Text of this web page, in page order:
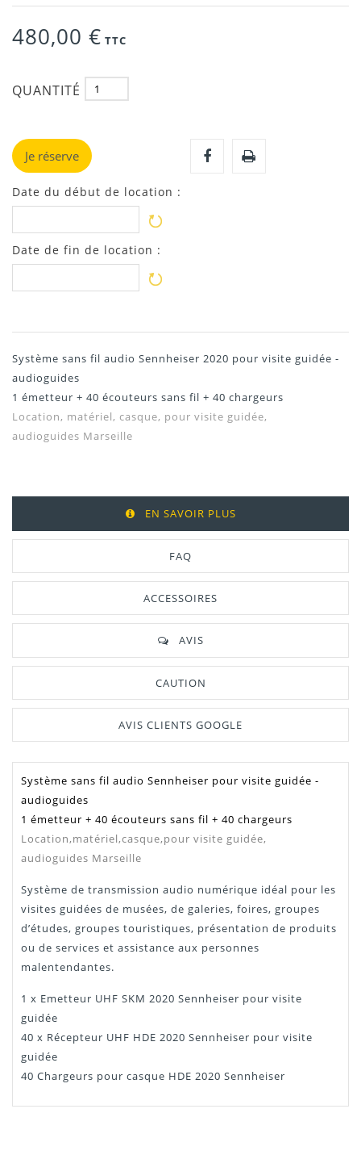
480,00 € TTC
QUANTITÉ
Je réserve
Date du début de location :
Date de fin de location :
Système sans fil audio Sennheiser 2020 pour visite guidée -
audioguides
1 émetteur + 40 écouteurs sans fil + 40 chargeurs
Location, matériel, casque, pour visite guidée,
audioguides Marseille
EN SAVOIR PLUS
FAQ
ACCESSOIRES
AVIS
CAUTION
AVIS CLIENTS GOOGLE
Système sans fil audio Sennheiser pour visite guidée -
audioguides
1 émetteur + 40 écouteurs sans fil + 40 chargeurs
Location,matériel,casque,pour visite guidée,
audioguides Marseille
Système de transmission audio numérique idéal pour les
visites guidées de musées, de galeries, foires, groupes
d’études, groupes touristiques, présentation de produits
ou de services et assistance aux personnes
malentendantes.
1 x Emetteur UHF SKM 2020 Sennheiser pour visite
guidée
40 x Récepteur UHF HDE 2020 Sennheiser pour visite
guidée
40 Chargeurs pour casque HDE 2020 Sennheiser